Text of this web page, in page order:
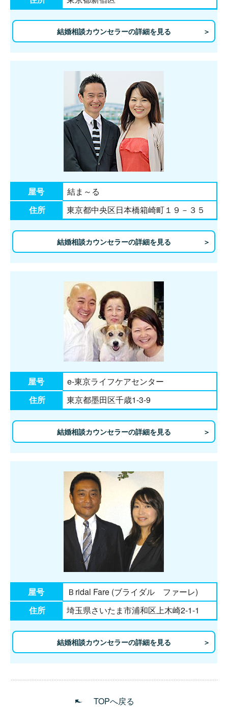
結婚相談カウンセラーの詳細を見る
屋号
結ま～る
住所
東京都中央区日本橋箱崎町１９－３５
結婚相談カウンセラーの詳細を見る
屋号
e-東京ライフケアセンター
住所
東京都墨田区千歳1-3-9
結婚相談カウンセラーの詳細を見る
屋号
Ｂridal Fare (ブライダル ファーレ)
住所
埼玉県さいたま市浦和区上木崎2-1-1
結婚相談カウンセラーの詳細を見る
TOPへ戻る